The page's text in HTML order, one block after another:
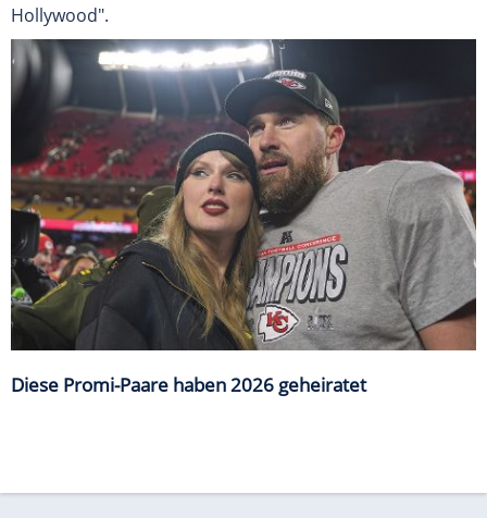
Hollywood".
Diese Promi-Paare haben 2026 geheiratet